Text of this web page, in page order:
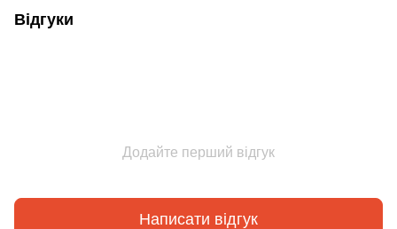
Відгуки
Додайте перший відгук
Написати відгук